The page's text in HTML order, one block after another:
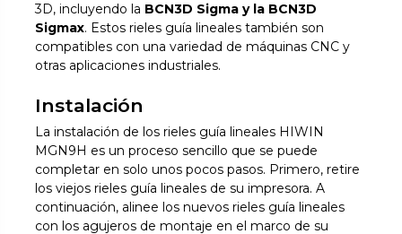
3D, incluyendo la BCN3D Sigma y la BCN3D
Sigmax. Estos rieles guía lineales también son
compatibles con una variedad de máquinas CNC y
otras aplicaciones industriales.
Instalación
La instalación de los rieles guía lineales HIWIN
MGN9H es un proceso sencillo que se puede
completar en solo unos pocos pasos. Primero, retire
los viejos rieles guía lineales de su impresora. A
continuación, alinee los nuevos rieles guía lineales
con los agujeros de montaje en el marco de su